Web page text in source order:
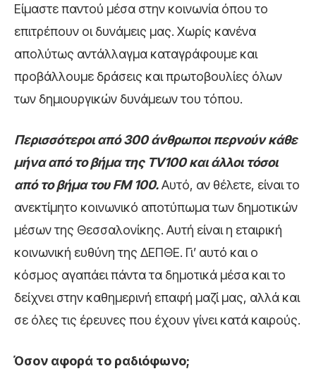
Είμαστε παντού μέσα στην κοινωνία όπου το
επιτρέπουν οι δυνάμεις μας. Χωρίς κανένα
απολύτως αντάλλαγμα καταγράφουμε και
προβάλλουμε δράσεις και πρωτοβουλίες όλων
των δημιουργικών δυνάμεων του τόπου.
Περισσότεροι από 300 άνθρωποι περνούν κάθε
μήνα από το βήμα της TV100 και άλλοι τόσοι
από το βήμα του FM 100.Αυτό, αν θέλετε, είναι το
ανεκτίμητο κοινωνικό αποτύπωμα των δημοτικών
μέσων της Θεσσαλονίκης. Αυτή είναι η εταιρική
κοινωνική ευθύνη της ΔΕΠΘΕ. Γι’ αυτό και ο
κόσμος αγαπάει πάντα τα δημοτικά μέσα και το
δείχνει στην καθημερινή επαφή μαζί μας, αλλά και
σε όλες τις έρευνες που έχουν γίνει κατά καιρούς.
Όσον αφορά το ραδιόφωνο;